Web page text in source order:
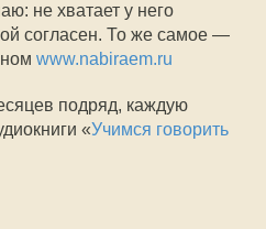
не хватает у него
согласен. То же самое —
www.nabiraem.ru
подряд, каждую
«Учимся говорить